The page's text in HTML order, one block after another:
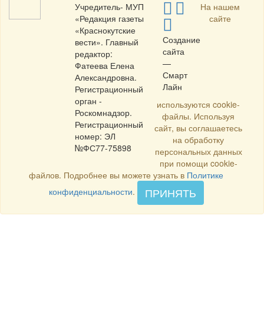
Учредитель- МУП
«Редакция газеты
«Краснокутские
вести». Главный
редактор:
Фатеева Елена
Александровна.
Регистрационный
орган -
Роскомнадзор.
Регистрационный
номер: ЭЛ
№ФС77-75898
Создание
сайта
—
Смарт
Лайн
На нашем
сайте
используются cookie-
файлы. Используя
сайт, вы соглашаетесь
на обработку
персональных данных
при помощи cookie-
файлов. Подробнее вы можете узнать в Политике
конфиденциальности. ПРИНЯТЬ